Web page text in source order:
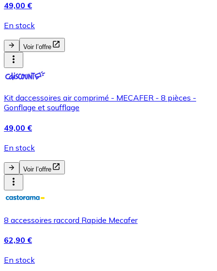
49,00 €
En stock
Voir l’offre
Kit daccessoires air comprimé - MECAFER - 8 pièces -
Gonflage et soufflage
49,00 €
En stock
Voir l’offre
8 accessoires raccord Rapide Mecafer
62,90 €
En stock